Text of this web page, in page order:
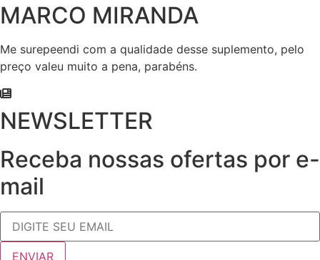
MARCO MIRANDA
Me surepeendi com a qualidade desse suplemento, pelo
preço valeu muito a pena, parabéns.
NEWSLETTER
Receba nossas ofertas por e-
mail